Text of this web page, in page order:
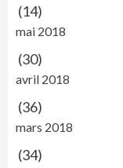
(14)
mai 2018
(30)
avril 2018
(36)
mars 2018
(34)